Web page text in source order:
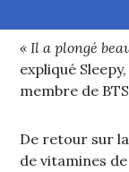
« Il a plongé
expliqué
membre de
De retour sur
de vitamines